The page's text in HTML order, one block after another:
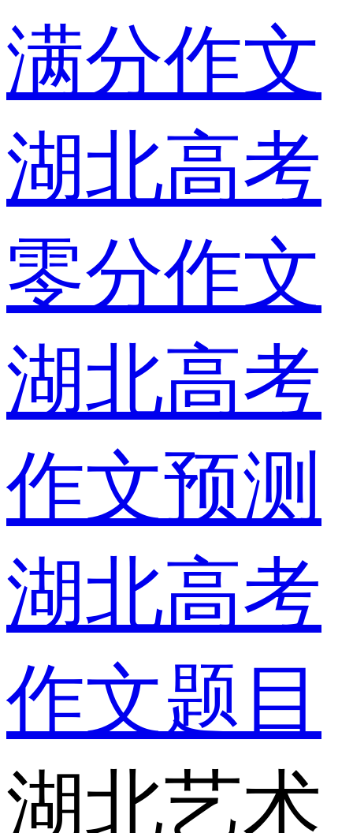
满分作文
湖北高考
零分作文
湖北高考
作文预测
湖北高考
作文题目
湖北艺术